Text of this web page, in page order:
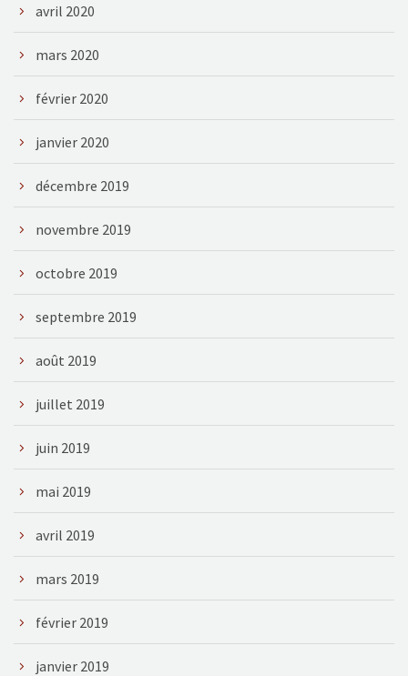
avril 2020
mars 2020
février 2020
janvier 2020
décembre 2019
novembre 2019
octobre 2019
septembre 2019
août 2019
juillet 2019
juin 2019
mai 2019
avril 2019
mars 2019
février 2019
janvier 2019